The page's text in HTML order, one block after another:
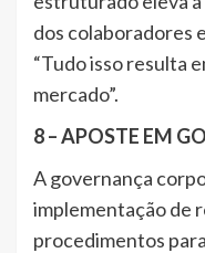
dos colaboradores
“Tudo isso resulta
mercado”.
8 – APOSTE EM
A governança
implementação de
procedimentos